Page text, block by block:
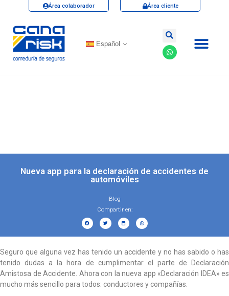
Área colaborador Área cliente
Español
Nueva app para la declaración de accidentes de
automóviles
Blog
Compartir en:
Seguro que alguna vez has tenido un accidente y no has sabido o has
tenido dudas a la hora de cumplimentar el parte de Declaración
Amistosa de Accidente. Ahora con la nueva app «Declaración IDEA» es
mucho más sencillo para todos: conductores y compañías.